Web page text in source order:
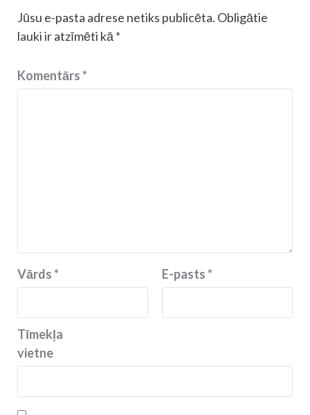
Jūsu e-pasta adrese netiks publicēta. Obligātie
lauki ir atzīmēti kā *
Komentārs*
Vārds* E-pasts*
Tīmekļa
vietne